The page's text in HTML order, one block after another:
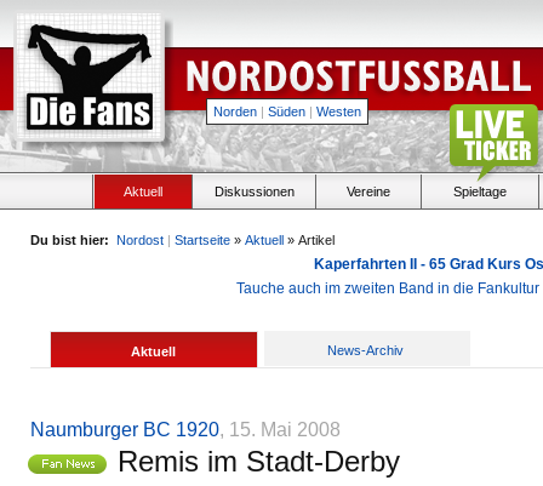
Norden | Süden | Westen
Aktuell Diskussionen Vereine Spieltage
Du bist hier: Nordost | Startseite » Aktuell » Artikel
Kaperfahrten II - 65 Grad Kurs
Tauche auch im zweiten Band in die
Aktuell News-Archiv
Naumburger BC 1920, 15. Mai 2008
Remis im Stadt-Derby